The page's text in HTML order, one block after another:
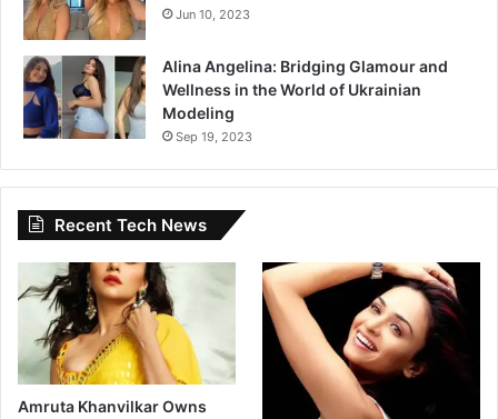
Jun 10, 2023
Alina Angelina: Bridging Glamour and
Wellness in the World of Ukrainian
Modeling
Sep 19, 2023
Recent Tech News
Amruta Khanvilkar Owns